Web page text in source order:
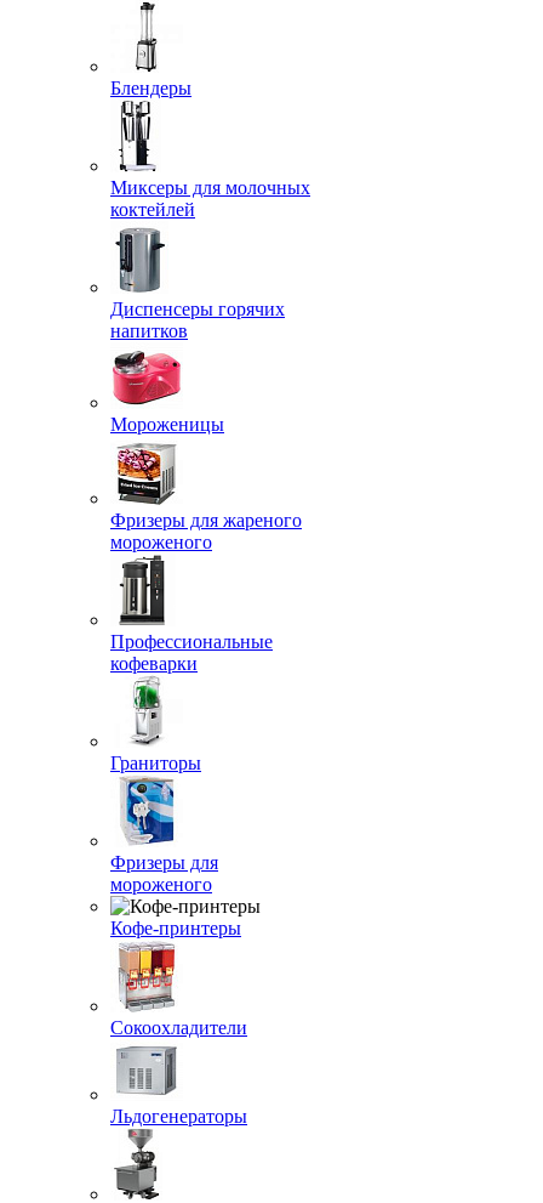
Блендеры
Миксеры для молочных
коктейлей
Диспенсеры горячих
напитков
Мороженицы
Фризеры для жареного
мороженого
Профессиональные
кофеварки
Граниторы
Фризеры для
мороженого
Кофе-принтеры
Сокоохладители
Льдогенераторы